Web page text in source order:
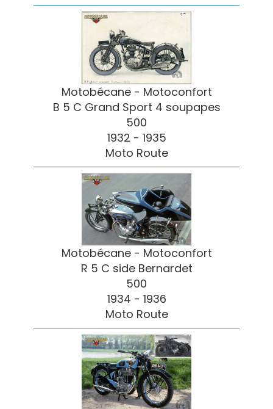
Motobécane - Motoconfort
B 5 C Grand Sport 4 soupapes
500
1932 - 1935
Moto Route
Motobécane - Motoconfort
R 5 C side Bernardet
500
1934 - 1936
Moto Route